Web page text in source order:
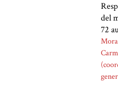
del
72